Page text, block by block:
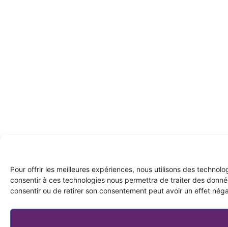
Pour offrir les meilleures expériences, nous utilisons des
consentir à ces technologies nous permettra de traiter des
consentir ou de retirer son consentement peut avoir un effet